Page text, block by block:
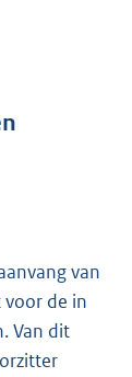
van
voor de in
Van dit